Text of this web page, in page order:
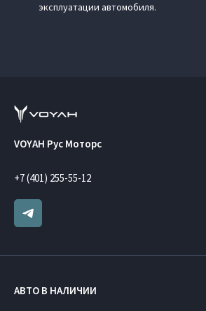
эксплуатации автомобиля.
VOYAH Рус Моторс
+7 (401) 255-55-12
АВТО В НАЛИЧИИ